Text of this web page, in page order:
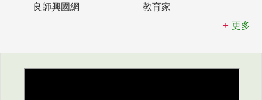
良師興國網
教育家
更多